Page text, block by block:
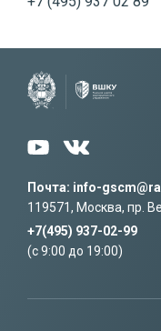
Почта: info-
119571, Москва, пр.
+7(495) 937-02-99
(c 9:00 до 19:00)